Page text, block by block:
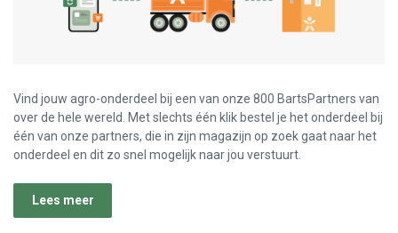
Vind jouw agro-onderdeel bij een van onze 800 BartsPartners van
over de hele wereld. Met slechts één klik bestel je het onderdeel bij
één van onze partners, die in zijn magazijn op zoek gaat naar het
onderdeel en dit zo snel mogelijk naar jou verstuurt.
Lees meer